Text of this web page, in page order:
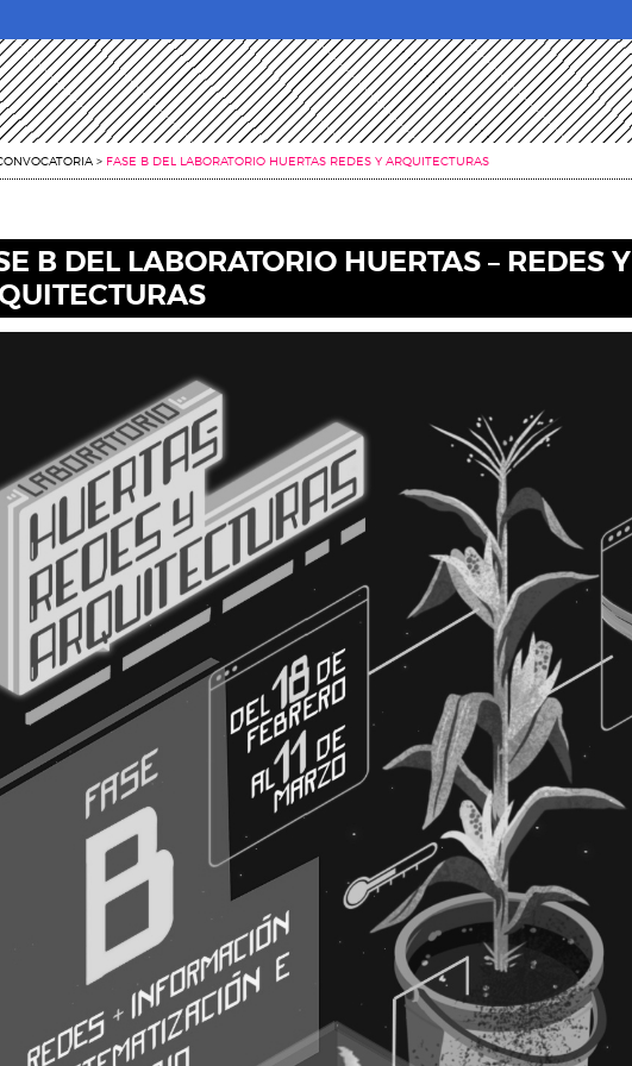
> FASE B DEL LABORATORIO HUERTAS REDES Y ARQUITECTURAS
B DEL LABORATORIO HUERTAS – REDES Y